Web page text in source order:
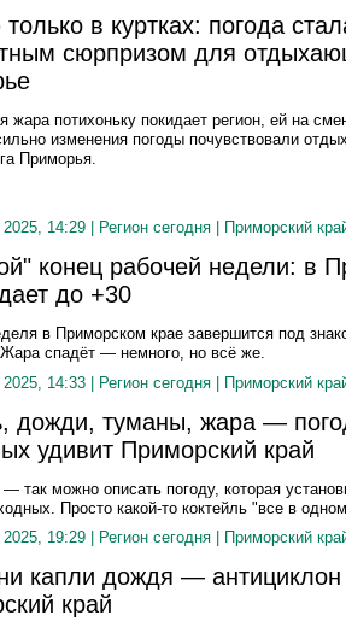
в куртках: погода
сюрпризом для
жара потихоньку покидает регион, ей на
изменения погоды почувствовали
Приморья.
14:29 | Регион сегодня Приморский
конец рабочей недели: в
до +30
в Приморском крае завершится под
спадёт — немного, но всё же.
14:33 | Регион сегодня | Приморский
дожди, туманы, жара —
удивит Приморский край
так можно описать погоду, которая
Просто какой-то коктейль "все в
19:29 |
Регион сегодня Приморский
капли дождя —
край